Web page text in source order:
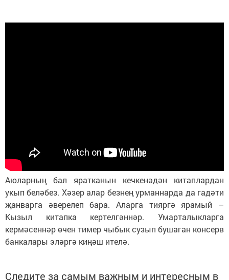
Аюларның бал яратканын кечкенәдән китаплардан
укып беләбез. Хәзер алар безнең урманнарда да гадәти
җанварга әверелеп бара. Аларга тияргә ярамый –
Кызыл китапка кертелгәннәр. Умарталыкларга
кермәсеннәр өчен тимер чыбык сузып бушаган консерв
банкалары эләргә киңәш ителә.
Следите за самым важным и интересным в